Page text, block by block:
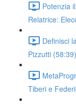
Potenzia
Relatrice:
Definisci
Pizzutti (58:39)
Tiberi e